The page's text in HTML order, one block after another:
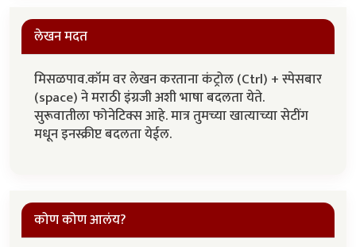
लेखन मदत
मिसळपाव.कॉम वर लेखन करताना कंट्रोल (Ctrl) + स्पेसबार
(space) ने मराठी इंग्रजी अशी भाषा बदलता येते.
सुरूवातीला फोनेटिक्स आहे. मात्र तुमच्या खात्याच्या सेटींग
मधून इनस्क्रीप्ट बदलता येईल.
कोण कोण आलंय?